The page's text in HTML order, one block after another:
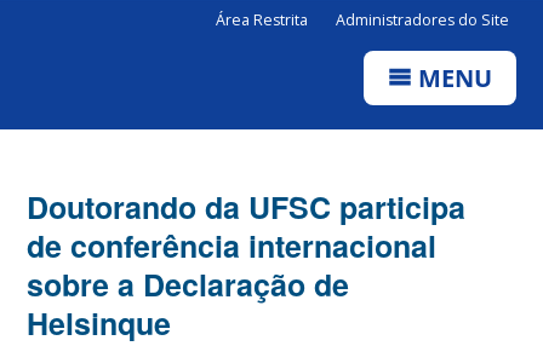
Área Restrita Administradores do Site
MENU
Doutorando da UFSC participa
de conferência internacional
sobre a Declaração de
Helsinque